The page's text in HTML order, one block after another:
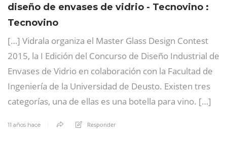
diseño de envases de vidrio - Tecnovino :
Tecnovino
[…] Vidrala organiza el Master Glass Design Contest
2015, la I Edición del Concurso de Diseño Industrial de
Envases de Vidrio en colaboración con la Facultad de
Ingeniería de la Universidad de Deusto. Existen tres
categorías, una de ellas es una botella para vino. […]
11 años hace Responder